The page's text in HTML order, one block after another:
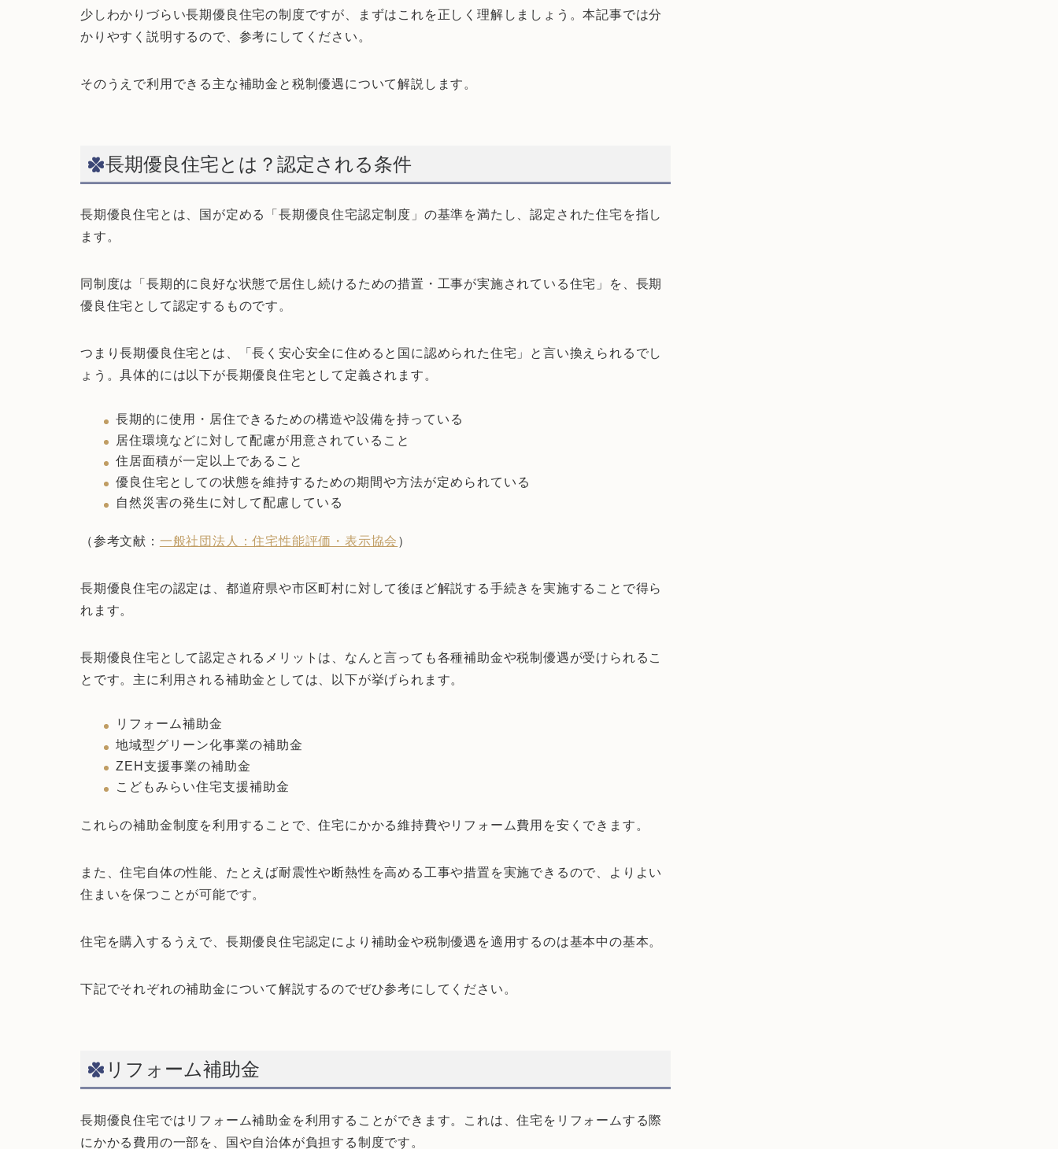
少しわかりづらい長期優良住宅の制度ですが、まずはこれを正しく理解しましょう。本記事では分
かりやすく説明するので、参考にしてください。
そのうえで利用できる主な補助金と税制優遇について解説します。
長期優良住宅とは？認定される条件
長期優良住宅とは、国が定める「長期優良住宅認定制度」の基準を満たし、認定された住宅を指し
ます。
同制度は「長期的に良好な状態で居住し続けるための措置・工事が実施されている住宅」を、長期
優良住宅として認定するものです。
つまり長期優良住宅とは、「長く安心安全に住めると国に認められた住宅」と言い換えられるでし
ょう。具体的には以下が長期優良住宅として定義されます。
長期的に使用・居住できるための構造や設備を持っている
居住環境などに対して配慮が用意されていること
住居面積が一定以上であること
優良住宅としての状態を維持するための期間や方法が定められている
自然災害の発生に対して配慮している
（参考文献： 一般社団法人：住宅性能評価・表示協会 ）
長期優良住宅の認定は、都道府県や市区町村に対して後ほど解説する手続きを実施することで得ら
れます。
長期優良住宅として認定されるメリットは、なんと言っても各種補助金や税制優遇が受けられるこ
とです。主に利用される補助金としては、以下が挙げられます。
リフォーム補助金
地域型グリーン化事業の補助金
ZEH支援事業の補助金
こどもみらい住宅支援補助金
これらの補助金制度を利用することで、住宅にかかる維持費やリフォーム費用を安くできます。
また、住宅自体の性能、たとえば耐震性や断熱性を高める工事や措置を実施できるので、よりよい
住まいを保つことが可能です。
住宅を購入するうえで、長期優良住宅認定により補助金や税制優遇を適用するのは基本中の基本。
下記でそれぞれの補助金について解説するのでぜひ参考にしてください。
リフォーム補助金
長期優良住宅ではリフォーム補助金を利用することができます。これは、住宅をリフォームする際
にかかる費用の一部を、国や自治体が負担する制度です。